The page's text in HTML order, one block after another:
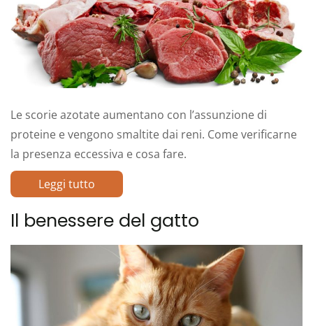
Le scorie azotate aumentano con l’assunzione di
proteine e vengono smaltite dai reni. Come verificarne
la presenza eccessiva e cosa fare.
Leggi tutto
Il benessere del gatto